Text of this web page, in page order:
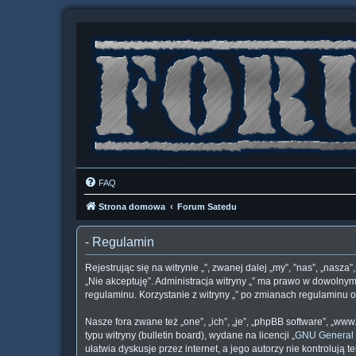
FAQ
Strona domowa Forum Satedu
- Regulamin
Rejestrując się na witrynie „”, zwanej dalej „my”, ”nas”,
„Nie akceptuję”. Administracja witryny „” ma prawo w
regulaminu. Korzystanie z witryny „” po zmianach
Nasze fora zwane też „one”, „ich”, „je”, „phpBB software”,
typu witryny (bulletin board), wydane na licencji „GNU
ułatwia dyskusje przez internet, a jego autorzy nie kontrolują